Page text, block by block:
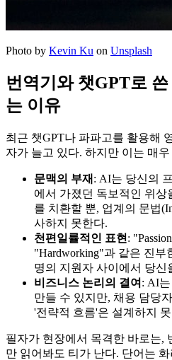
Photo by Kevin Ku on Unsplash
번역기와 챗GPT로
는 이유
최근 챗GPT나 파파고를 활용해
자가 늘고 있다. 하지만 이는 매
문맥의 부재 : AI는 당신의
에서 가졌던 독보적인 위상
를 치환할 뿐, 업계의 문법
사하지 못한다.
천편일률적인 표현 :
"Hardworking"과 같은 진부
명의 지원자 사이에서 당신
비즈니스 논리의 결여 : AI
만들 수 있지만, 채용 담당
'전략적 흐름'은 설계하지
필자가 현장에서 목격한 바로는,
만 읽어봐도 티가 난다. 단어는